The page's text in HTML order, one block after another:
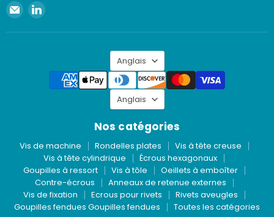
Envoyer
un
e-
Spaenaur
Retrouvez-
sur
Langue
Anglais
Nos catégories
Vis de machine Rondelles plates
Vis à tête creuse
Vis à tête cylindrique
Écrous hexagonaux
Goupilles à ressort
Vis à tôle
Oeillets à emboîter
Contre-écrous
Anneaux de retenue externes
Vis de fixation
Ecrous pour rivets
Rivets aveugles
Goupilles fendues Goupilles fendues
Toutes les catégories
Langue
Anglais